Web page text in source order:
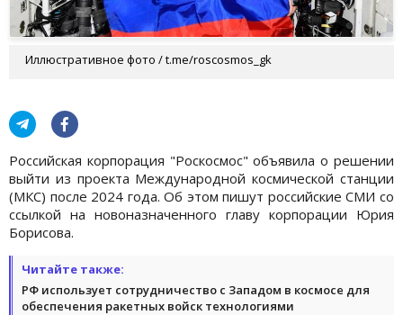
Иллюстративное фото / t.me/roscosmos_gk
Российская корпорация "Роскосмос" объявила о решении
выйти из проекта Международной космической станции
(МКС) после 2024 года. Об этом пишут российские СМИ со
ссылкой на новоназначенного главу корпорации Юрия
Борисова.
Читайте также:
РФ использует сотрудничество с Западом в космосе для
обеспечения ракетных войск технологиями